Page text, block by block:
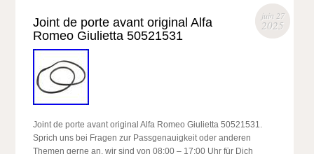
juin 27
2025
Joint de porte avant original Alfa
Romeo Giulietta 50521531
Joint de porte avant original Alfa Romeo Giulietta 50521531.
Sprich uns bei Fragen zur Passgenauigkeit oder anderen
Themen gerne an, wir sind von 08:00 – 17:00 Uhr für Dich